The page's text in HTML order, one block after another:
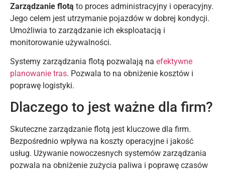
Zarządzanie flotą to proces administracyjny i operacyjny.
Jego celem jest utrzymanie pojazdów w dobrej kondycji.
Umożliwia to zarządzanie ich eksploatacją i
monitorowanie używalności.
Systemy zarządzania flotą pozwalają na efektywne
planowanie tras. Pozwala to na obniżenie kosztów i
poprawę logistyki.
Dlaczego to jest ważne dla firm?
Skuteczne zarządzanie flotą jest kluczowe dla firm.
Bezpośrednio wpływa na koszty operacyjne i jakość
usług. Używanie nowoczesnych systemów zarządzania
pozwala na obniżenie zużycia paliwa i poprawę czasów